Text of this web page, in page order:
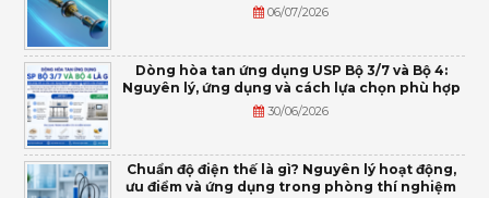
06/07/2026
Dòng hòa tan ứng dụng USP Bộ 3/7 và Bộ 4:
Nguyên lý, ứng dụng và cách lựa chọn phù hợp
30/06/2026
Chuẩn độ điện thế là gì? Nguyên lý hoạt động,
ưu điểm và ứng dụng trong phòng thí nghiệm